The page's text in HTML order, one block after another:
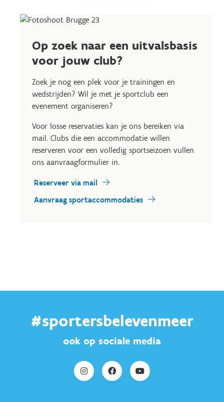
Op zoek naar een uitvalsbasis
voor jouw club?
Zoek je nog een plek voor je trainingen en
wedstrijden? Wil je met je sportclub een
evenement organiseren?
Voor losse reservaties kan je ons bereiken via
mail. Clubs die een accommodatie willen
reserveren voor een volledig sportseizoen vullen
ons aanvraagformulier in.
Reserveer via mail
Aanvraag sportaccommodaties
#sportersbelevenmeer
ook op sociale media